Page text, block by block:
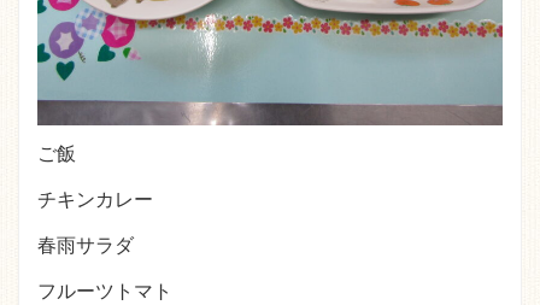
ご飯
チキンカレー
春雨サラダ
フルーツトマト